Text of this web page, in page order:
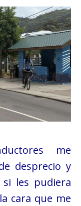
me
desprecio y
si les pudiera
cara que me